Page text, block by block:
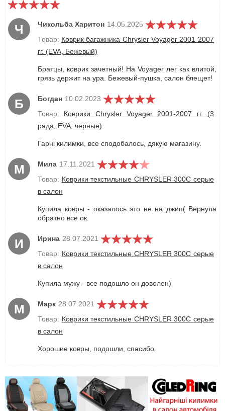
Ч Чикольба Харитон 14.05.2025
Товар: Коврик багажника Chrysler Voyager 2001-2007
гг. (EVA, Бежевый)
Братцы, коврик зачетный! На Voyager лег как влитой,
грязь держит на ура. Бежевый-пушка, салон блещет!
Б Богдан 10.02.2023
Товар: Коврики Chrysler Voyager 2001-2007 гг. (3
ряда, EVA, черные)
Гарні килимки, все сподобалось, дякую магазину.
М Мила 17.11.2021
Товар: Коврики текстильные CHRYSLER 300C серые
в салон
Купила ковры - оказалось это не на джип( Вернула
обратно все ок.
И Ирина 28.07.2021
Товар: Коврики текстильные CHRYSLER 300C серые
в салон
Купила мужу - все подошло он доволен)
М Марк 28.07.2021
Товар: Коврики текстильные CHRYSLER 300C серые
в салон
Хорошие ковры, подошли, спасибо.